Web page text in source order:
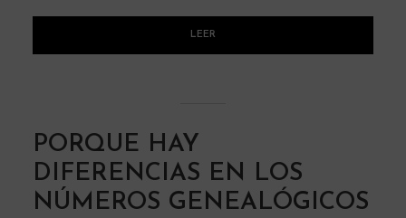
LEER
PORQUE HAY
DIFERENCIAS EN LOS
NÚMEROS GENEALÓGICOS